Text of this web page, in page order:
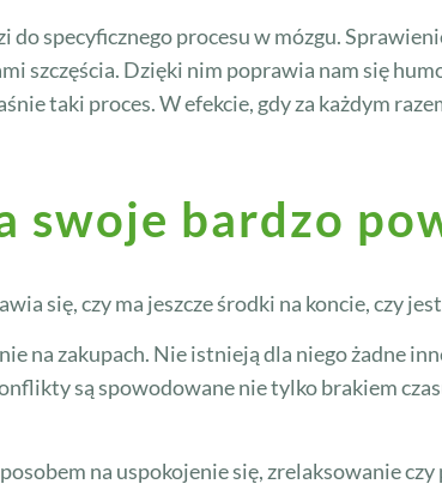
specyficznego procesu w mózgu.
szczęścia. Dzięki nim poprawia nam się
taki proces. W efekcie, gdy za każdym
swoje bardzo
się, czy ma jeszcze środki na koncie, czy
na zakupach. Nie istnieją dla niego żadne
są spowodowane nie tylko brakiem
na uspokojenie się, zrelaksowanie